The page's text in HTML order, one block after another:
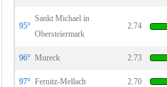
95°
Sankt Michael in
Obersteiermark
2.74
96° Mureck 2.73
97° Fernitz-Mellach 2.70